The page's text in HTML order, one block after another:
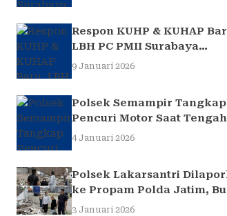
Respon KUHP & KUHAP
LBH PC PMII Surabaya
Selenggarakan Sarasehan
9 Januari 2026
Polsek Semampir Tangkap
Pencuri Motor Saat Tengah
Jadi Amuk Massa
4 Januari 2026
Polsek Lakarsantri
ke Propam Polda Jatim,
Kasus Nenek Elina
3 Januari 2026